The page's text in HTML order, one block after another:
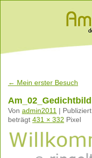
← Mein erster Besuch
Am_02_Gedichtbild
Von admin2011 | Publiziert
beträgt 431 × 332 Pixel